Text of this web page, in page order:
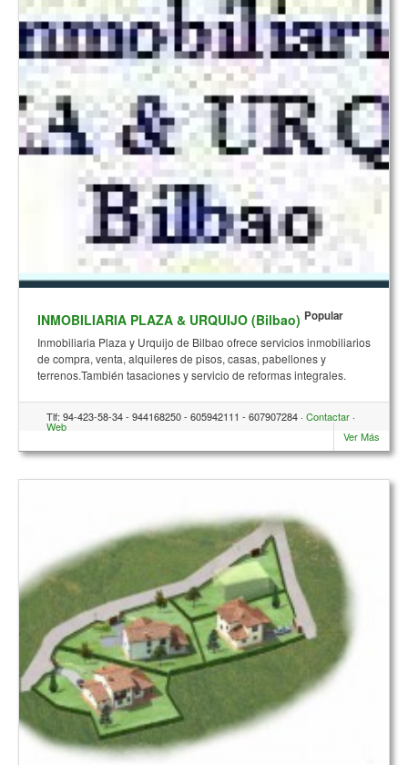
INMOBILIARIA PLAZA & URQUIJO (Bilbao) Popular
Inmobiliaria Plaza y Urquijo de Bilbao ofrece servicios inmobiliarios
de compra, venta, alquileres de pisos, casas, pabellones y
terrenos.También tasaciones y servicio de reformas integrales.
Tlf: 94-423-58-34 - 944168250 - 605942111 - 607907284 · Contactar ·
Web
Ver Más